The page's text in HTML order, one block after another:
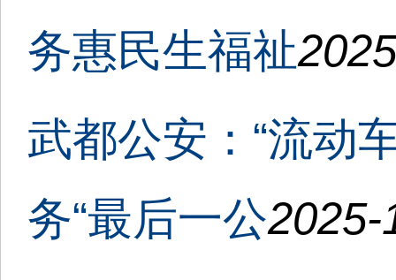
务惠民生福祉
武都公安：“流动
务“最后一公2025-